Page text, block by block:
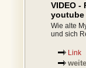
VIDEO -
youtube
Wie alte
und sich
Link